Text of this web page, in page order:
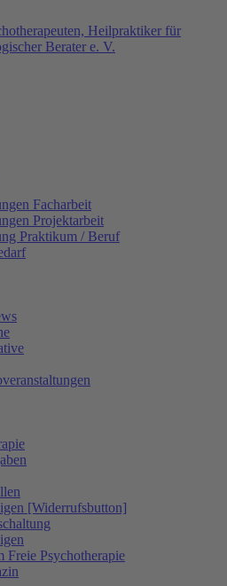
Facharbeit
Projektarbeit
Praktikum / Beruf
[Widerrufsbutton]
Freie Psychotherapie